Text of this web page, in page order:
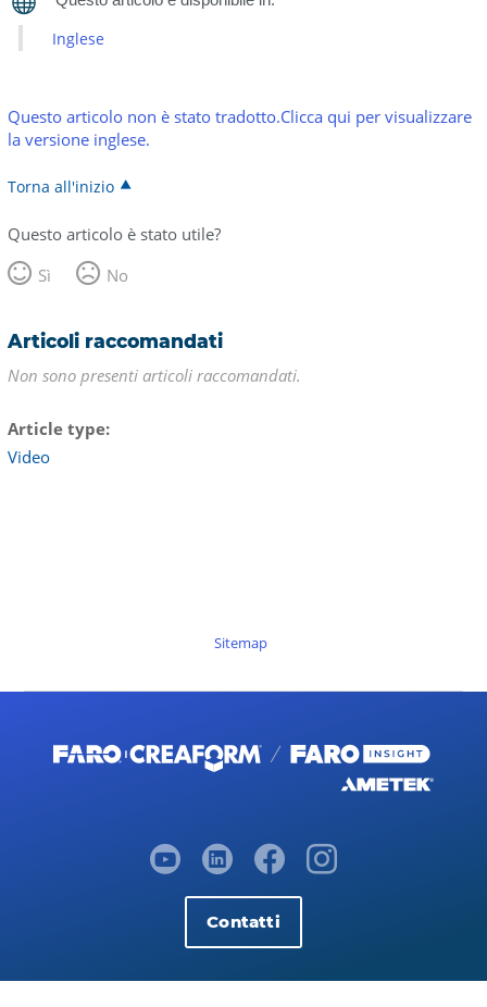
Inglese
Questo articolo non è stato tradotto.Clicca qui per visualizzare
la versione inglese.
Torna all'inizio
Questo articolo è stato utile?
Sì
No
Articoli raccomandati
Non sono presenti articoli raccomandati.
Article type
Video
Sitemap
Contatti